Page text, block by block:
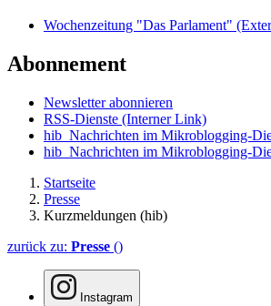
Wochenzeitung "Das Parlament"
Abonnement
Newsletter abonnieren
RSS-Dienste (Interner Link)
hib_Nachrichten im Mikroblogging-
hib_Nachrichten im Mikroblogging-
Startseite
Presse
Kurzmeldungen (hib)
zurück zu: Presse ()
Instagram